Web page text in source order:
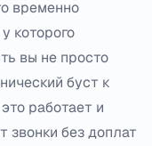
временно
которого
вы не просто
буст к
работает и
звонки без доплат